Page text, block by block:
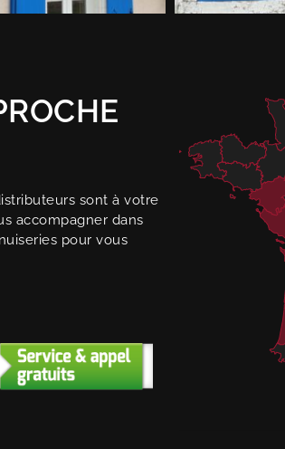
sont à votre
accompagner dans
pour vous